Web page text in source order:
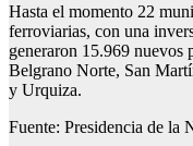
Hasta el momento 22
ferroviarias, con una
generaron 15.969 nuevos
Belgrano Norte, San
y Urquiza.
Fuente: Presidencia de la